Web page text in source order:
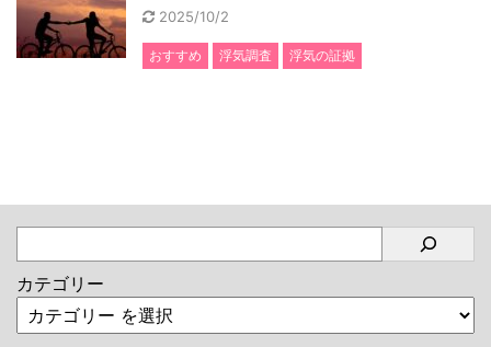
2025/10/2
おすすめ 浮気調査 浮気の証拠
カテゴリー